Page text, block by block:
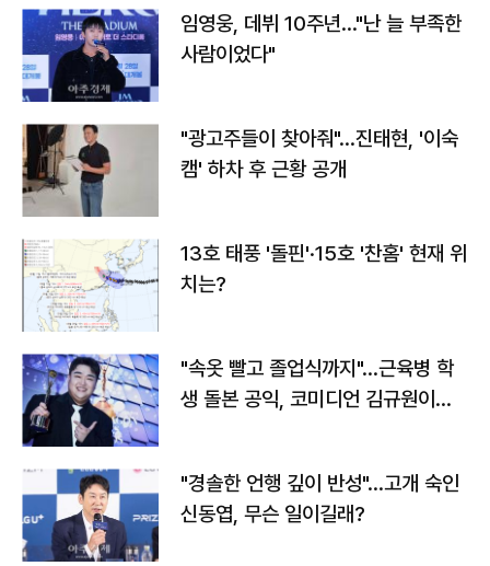
임영웅, 데뷔 10주년…"난 늘 부족한
사람이었다"
"광고주들이 찾아줘"…진태현, '이숙
캠' 하차 후 근황 공개
13호 태풍 '돌핀'·15호 '찬홈' 현재 위
치는?
"속옷 빨고 졸업식까지"…근육병 학
생 돌본 공익, 코미디언 김규원이었
"경솔한 언행 깊이 반성"…고개 숙인
신동엽, 무슨 일이길래?